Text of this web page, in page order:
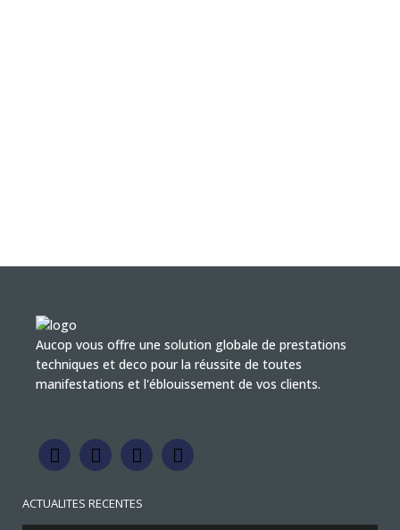
Aucop vous offre une solution globale de prestations
techniques et deco pour la réussite de toutes
manifestations et l'éblouissement de vos clients.
ACTUALITES RECENTES